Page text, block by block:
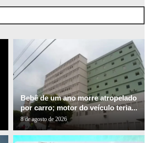
Bebê de um ano morre atropelado
por carro; motor do veículo teria...
8 de agosto de 2026